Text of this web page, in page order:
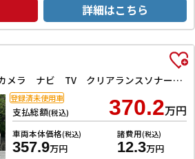
詳細はこちら
ハイブリッドZ 全周囲カメラ ナビ TV クリアランスソナー アダプティブクルーズコントロール レーンアシスト 衝突被害軽減システム 両側電動スライドドア オートマチックハイビーム オートライト LEDヘッドランプ
支払総額(税込) 370.2万円
車両本体価格(税込)
357.9万円
諸費用(税込)
12.3万円
登録済未使用車